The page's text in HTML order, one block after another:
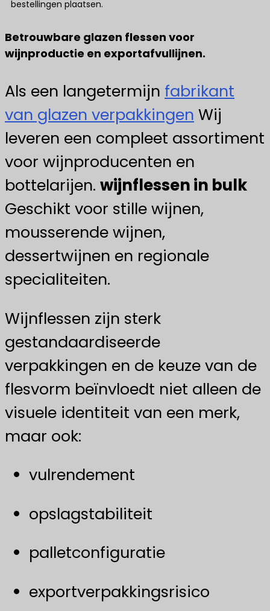
bestellingen plaatsen.
Betrouwbare glazen flessen voor
wijnproductie en exportafvullijnen.
Als een langetermijn fabrikant
van glazen verpakkingen Wij
leveren een compleet assortiment
voor wijnproducenten en
bottelarijen. wijnflessen in bulk
Geschikt voor stille wijnen,
mousserende wijnen,
dessertwijnen en regionale
specialiteiten.
Wijnflessen zijn sterk
gestandaardiseerde
verpakkingen en de keuze van de
flesvorm beïnvloedt niet alleen de
visuele identiteit van een merk,
maar ook:
vulrendement
opslagstabiliteit
palletconfiguratie
exportverpakkingsrisico